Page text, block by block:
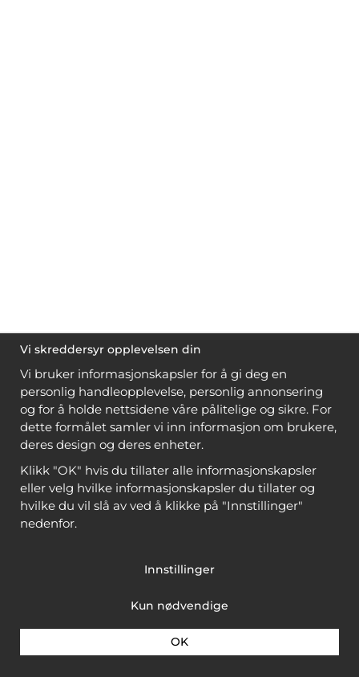
Vi skreddersyr opplevelsen din
Vi bruker informasjonskapsler for å gi deg en
personlig handleopplevelse, personlig annonsering
og for å holde nettsidene våre pålitelige og sikre. For
dette formålet samler vi inn informasjon om brukere,
deres design og deres enheter.
Klikk "OK" hvis du tillater alle informasjonskapsler
eller velg hvilke informasjonskapsler du tillater og
hvilke du vil slå av ved å klikke på "Innstillinger"
nedenfor.
Innstillinger
Kun nødvendige
OK